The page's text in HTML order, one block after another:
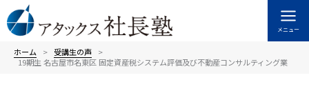
容
メニュー
ホーム
受講⽣の声
19期生 名古屋市名東区 固定資産税システム評価及び不動産コンサルティング業